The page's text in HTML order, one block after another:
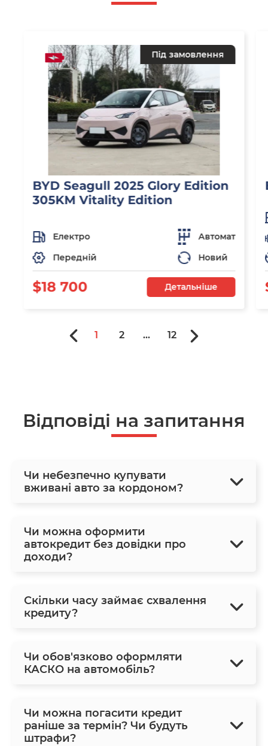
Під замовлення
BYD Seagull 2025 Glory Edition
305KM Vitality Edition
Електро
Автомат
Передній
Новий
$18 700 Детальніше
1 2 ... 12
Відповіді на запитання
Чи небезпечно купувати
вживані авто за кордоном?
Чи можна оформити
автокредит без довідки про
доходи?
Скільки часу займає схвалення
кредиту?
Чи обов'язково оформляти
КАСКО на автомобіль?
Чи можна погасити кредит
раніше за термін? Чи будуть
штрафи?